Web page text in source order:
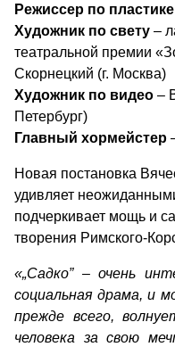
Режиссер по пластике
Художник по свету –
театральной премии
Скорнецкий (г. Москва)
Художник по видео –
Петербург)
Главный хормейстер
Новая постановка
удивляет
подчеркивает мощь и
творения Римского-
«„Садко” – очень
социальная драма, и
прежде всего,
человека за свою